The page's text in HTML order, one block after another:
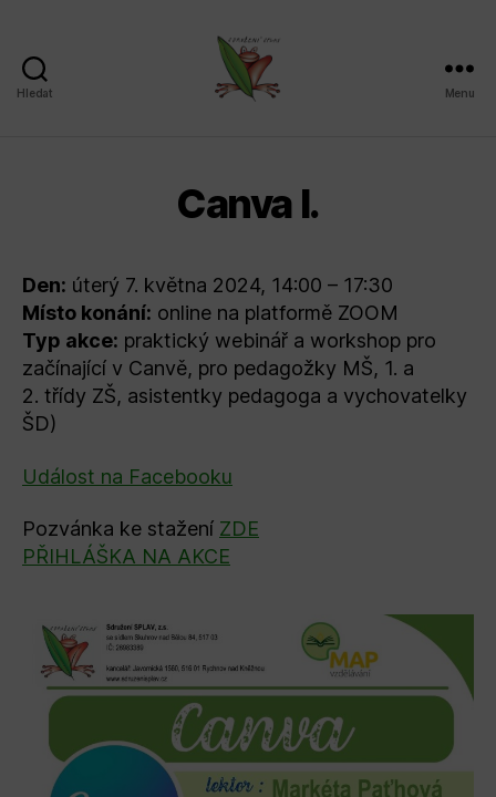
Hledat Menu
Canva I.
Den: úterý 7. května 2024, 14:00 – 17:30
Místo konání: online na platformě ZOOM
Typ akce: praktický webinář a workshop pro
začínající v Canvě, pro pedagožky MŠ, 1. a
2. třídy ZŠ, asistentky pedagoga a vychovatelky
ŠD)
Událost na Facebooku
Pozvánka ke stažení ZDE
PŘIHLÁŠKA NA AKCE